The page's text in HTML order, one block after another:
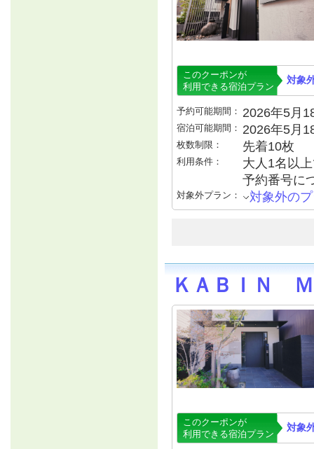
このクーポンが
利用できる宿泊プラン
対象
予約可能期間： 2026年5月
宿泊可能期間： 2026年5月
枚数制限： 先着10枚
利用条件：
大人1名以
予約番号に
対象外プラン： 対象外の
ＫＡＢＩＮ
このクーポンが
利用できる宿泊プラン
対象